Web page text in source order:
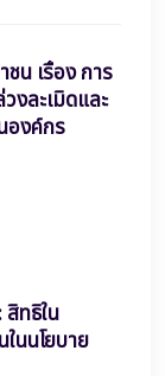
น เรื่อง การ
งละเมิดและ
องค์กร
ทธิใน
นนโยบาย